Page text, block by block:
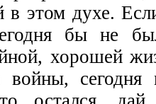
в этом духе.
бы не
хорошей
войны,